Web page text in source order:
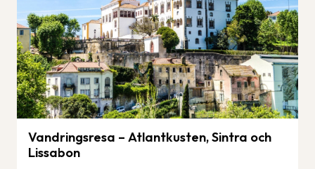
Vandringsresa – Atlantkusten, Sintra och
Lissabon